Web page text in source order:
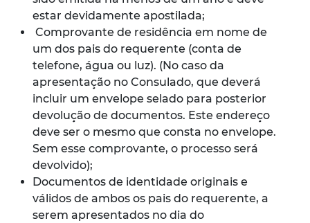
estar devidamente apostilada;
Comprovante de residência em nome de
um dos pais do requerente (conta de
telefone, água ou luz). (No caso da
apresentação no Consulado, que deverá
incluir um envelope selado para posterior
devolução de documentos. Este endereço
deve ser o mesmo que consta no envelope.
Sem esse comprovante, o processo será
devolvido);
Documentos de identidade originais e
válidos de ambos os pais do requerente, a
serem apresentados no dia do